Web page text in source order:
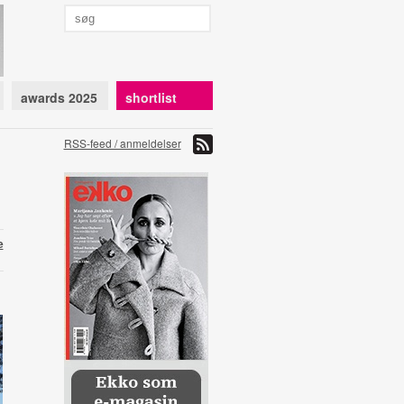
awards 2025 shortlist
RSS-feed / anmeldelser